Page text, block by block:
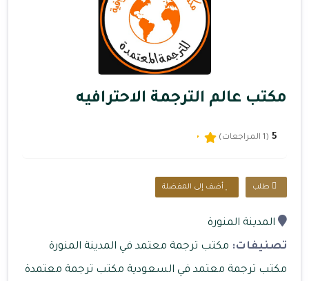
مكتب عالم الترجمة الاحترافيه
5 (1 المراجعات)
طلب أضف إلى المفضلة
المدينة المنورة
تصنيفات: مكتب ترجمة معتمد في المدينة المنورة
مكتب ترجمة معتمد في السعودية مكتب ترجمة معتمدة